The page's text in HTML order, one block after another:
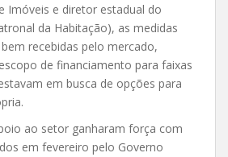
Imóveis e diretor estadual do
da Habitação), as medidas
recebidas pelo mercado,
de financiamento para faixas
em busca de opções para
ao setor ganharam força com
em fevereiro pelo Governo